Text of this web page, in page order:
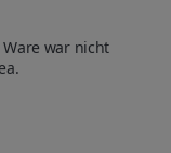
war nicht